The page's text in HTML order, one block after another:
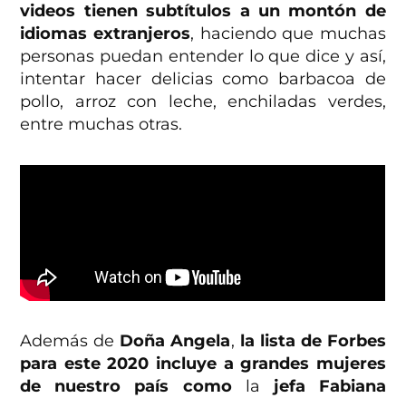
videos tienen subtítulos a un montón de
idiomas extranjeros, haciendo que muchas
personas puedan entender lo que dice y así,
intentar hacer delicias como barbacoa de
pollo, arroz con leche, enchiladas verdes,
entre muchas otras.
Además de Doña Angela, la lista de Forbes
para este 2020 incluye a grandes mujeres
de nuestro país comola jefa Fabiana